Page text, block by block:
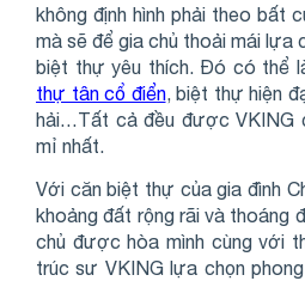
không định hình phải theo bất
mà sẽ để gia chủ thoải mái lựa
biệt thự yêu thích. Đó có thể
thự tân cổ điển, biệt thự hiện
hải…Tất cả đều được VKING
mỉ nhất.
Với căn biệt thự của gia đình
khoảng đất rộng rãi và thoáng
chủ được hòa mình cùng với
trúc sư VKING lựa chọn